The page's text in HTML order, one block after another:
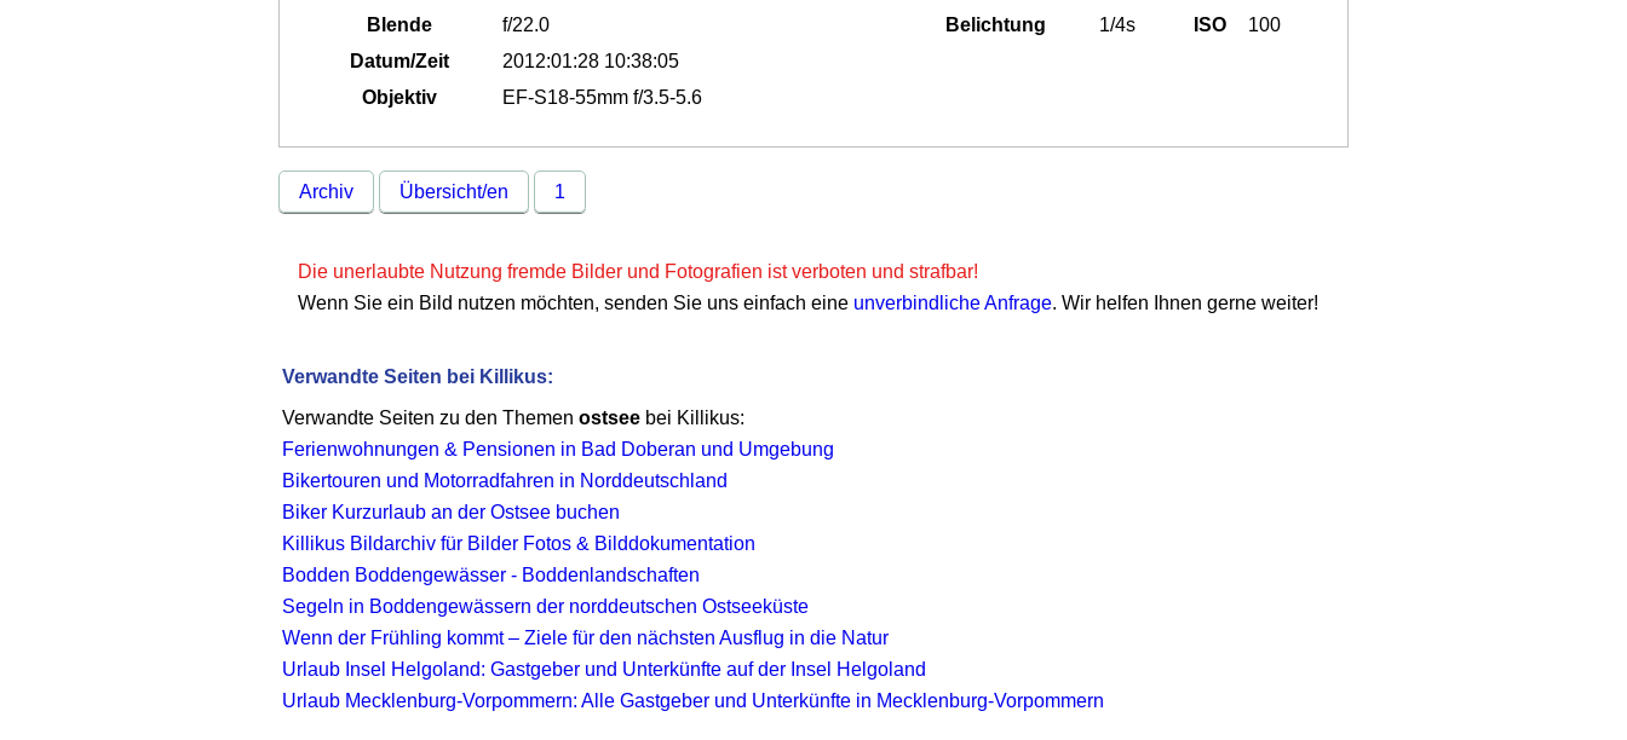
Blende
f/22.0 Belichtung 1/4s ISO
100
Datum/Zeit
2012:01:28 10:38:05
Objektiv
EF-S18-55mm f/3.5-5.6
Archiv Übersicht/en 1
Die unerlaubte Nutzung fremde Bilder und Fotografien ist verboten und strafbar!
Wenn Sie ein Bild nutzen möchten, senden Sie uns einfach eine unverbindliche Anfrage. Wir helfen Ihnen gerne weiter!
Verwandte Seiten bei Killikus:
Verwandte Seiten zu den Themen ostseebei Killikus:
Ferienwohnungen & Pensionen in Bad Doberan und Umgebung
Bikertouren und Motorradfahren in Norddeutschland
Biker Kurzurlaub an der Ostsee buchen
Killikus Bildarchiv für Bilder Fotos & Bilddokumentation
Bodden Boddengewässer - Boddenlandschaften
Segeln in Boddengewässern der norddeutschen Ostseeküste
Wenn der Frühling kommt – Ziele für den nächsten Ausflug in die Natur
Urlaub Insel Helgoland: Gastgeber und Unterkünfte auf der Insel Helgoland
Urlaub Mecklenburg-Vorpommern: Alle Gastgeber und Unterkünfte in Mecklenburg-Vorpommern